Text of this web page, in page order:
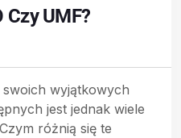
UMF?
wyjątkowych
jest jednak wiele
różnią się te